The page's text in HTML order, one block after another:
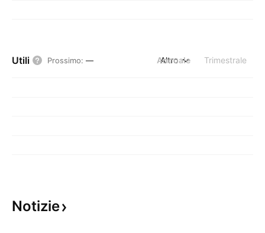
Utili Prossimo: — Annuale Trimestrale
Altro
Notizie